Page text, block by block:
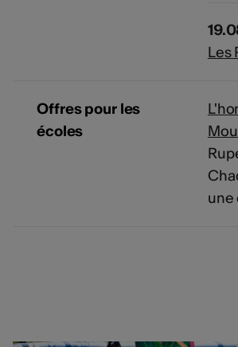
Les
Offres pour les
écoles
une